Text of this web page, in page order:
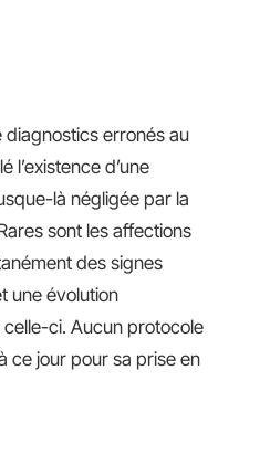
diagnostics erronés au
l’existence d’une
là négligée par la
sont les affections
des signes
une évolution
ci. Aucun protocole
ce jour pour sa prise en